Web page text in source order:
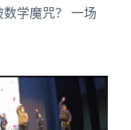
学魔咒？ 一场